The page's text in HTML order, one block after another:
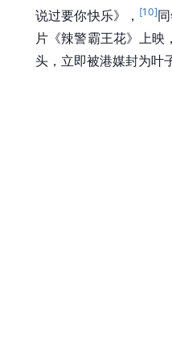
说过要你快乐》， [10]
片《辣警霸王花》上映
头，立即被港媒封为叶